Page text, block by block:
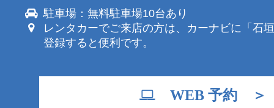
駐車場：無料駐車場10台あり
レンタカーでご来店の方は、カーナビに「石
登録すると便利です。
WEB 予約 ＞